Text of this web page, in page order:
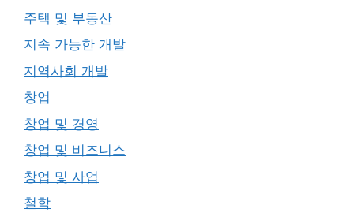
주택 및 부동산
지속 가능한 개발
지역사회 개발
창업
창업 및 경영
창업 및 비즈니스
창업 및 사업
철학